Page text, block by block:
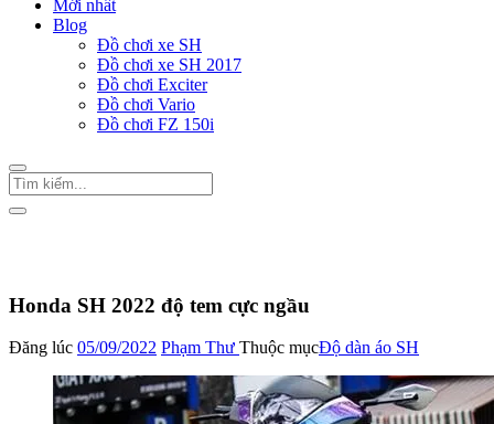
Mới nhất
Blog
Đồ chơi xe SH
Đồ chơi xe SH 2017
Đồ chơi Exciter
Đồ chơi Vario
Đồ chơi FZ 150i
Honda SH 2022 độ tem cực ngầu
Đăng lúc 05/09/2022 Phạm Thư Thuộc mụcĐộ dàn áo SH